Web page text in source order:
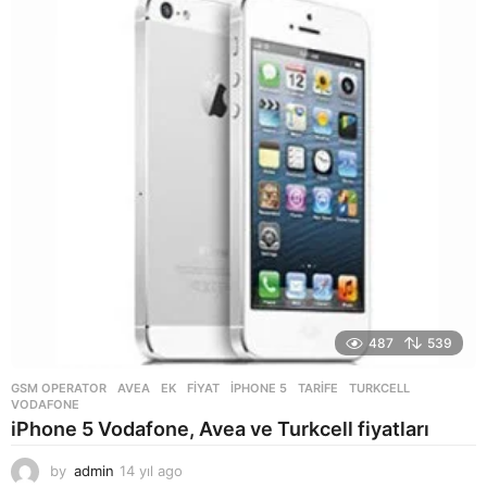
l
487 539
GSM OPERATOR AVEA ,EK ,FIYAT ,IPHONE 5 ,TARIFE ,TURKCELL
VODAFONE
iPhone 5 Vodafone, Avea ve Turkcell fiyatları
by admin 14 yıl ago